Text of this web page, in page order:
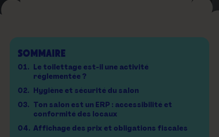
SOMMAIRE
01. Le toilettage est-il une activité
réglementée ?
02. Hygiène et sécurité du salon
03. Ton salon est un ERP : accessibilité et
conformité des locaux
04. Affichage des prix et obligations fiscales